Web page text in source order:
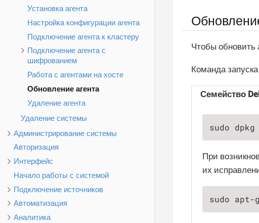
Установка агента
Настройка конфигурации агента
Подключение агента к кластеру
Подключение агента с
шифрованием
Работа с агентами на хосте
Обновление агента
Удаление агента
Удаление системы
Администрирование системы
Авторизация
Интерфейс
Начало работы с системой
Подключение источников
Автоматизация
Аналитика
Чтобы обновить
Команда
Семейство
sudo
При
их
sudo